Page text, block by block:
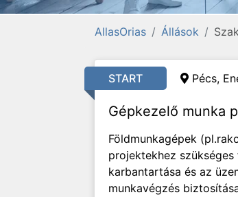
AllasOrias Állások
START Pécs,
Gépkezelő munka
Földmunkagépek
projektekhez
karbantartása és az
munkavégzés